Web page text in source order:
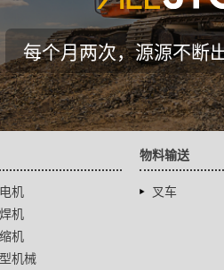
每个月两次，源源不断
机
机
机
机械
物料输送
叉车